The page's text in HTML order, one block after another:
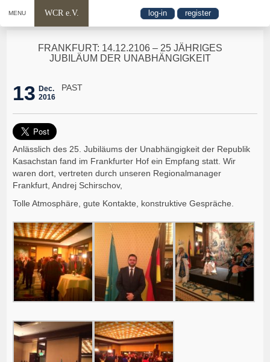
MENU WCR e.V. log-in register
FRANKFURT: 14.12.2106 – 25 JÄHRIGES
JUBILÄUM DER UNABHÄNGIGKEIT
13 Dec.
2016
PAST
Anlässlich des 25. Jubiläums der Unabhängigkeit der Republik
Kasachstan fand im Frankfurter Hof ein Empfang statt. Wir
waren dort, vertreten durch unseren Regionalmanager
Frankfurt, Andrej Schirschov,
Tolle Atmosphäre, gute Kontakte, konstruktive Gespräche.